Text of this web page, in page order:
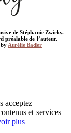
de Stéphanie Zwicky.
préalable de l’auteur.
Aurélie Bader
acceptez
et services
plus